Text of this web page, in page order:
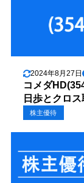
2024年8月27日
コメダ
日歩とクロス
株主優待